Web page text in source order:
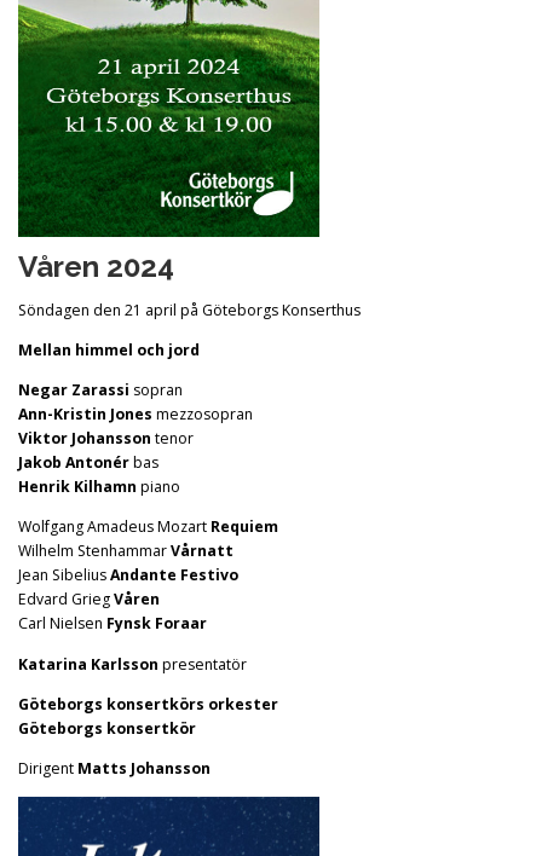
Våren 2024
Söndagen den 21 april på Göteborgs Konserthus
Mellan himmel och jord
Negar Zarassi sopran
Ann-Kristin Jones mezzosopran
Viktor Johansson tenor
Jakob Antonérbas
Henrik Kilhamn piano
Wolfgang Amadeus Mozart Requiem
Wilhelm StenhammarVårnatt
Jean SibeliusAndante Festivo
Edvard GriegVåren
Carl Nielsen Fynsk Foraar
Katarina Karlsson presentatör
Göteborgs konsertkörs orkester
Göteborgs konsertkör
Dirigent Matts Johansson